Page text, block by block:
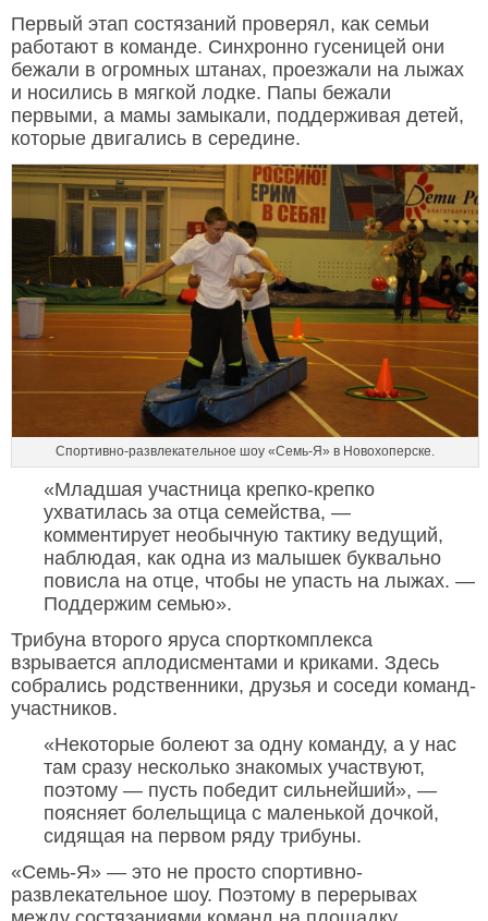
Первый этап состязаний проверял, как семьи
работают в команде. Синхронно гусеницей они
бежали в огромных штанах, проезжали на лыжах
и носились в мягкой лодке. Папы бежали
первыми, а мамы замыкали, поддерживая детей,
которые двигались в середине.
Спортивно-развлекательное шоу «Семь-Я» в Новохоперске.
«Младшая участница крепко-крепко
ухватилась за отца семейства, —
комментирует необычную тактику ведущий,
наблюдая, как одна из малышек буквально
повисла на отце, чтобы не упасть на лыжах. —
Поддержим семью».
Трибуна второго яруса спорткомплекса
взрывается аплодисментами и криками. Здесь
собрались родственники, друзья и соседи команд-
участников.
«Некоторые болеют за одну команду, а у нас
там сразу несколько знакомых участвуют,
поэтому — пусть победит сильнейший», —
поясняет болельщица с маленькой дочкой,
сидящая на первом ряду трибуны.
«Семь-Я» — это не просто спортивно-
развлекательное шоу. Поэтому в перерывах